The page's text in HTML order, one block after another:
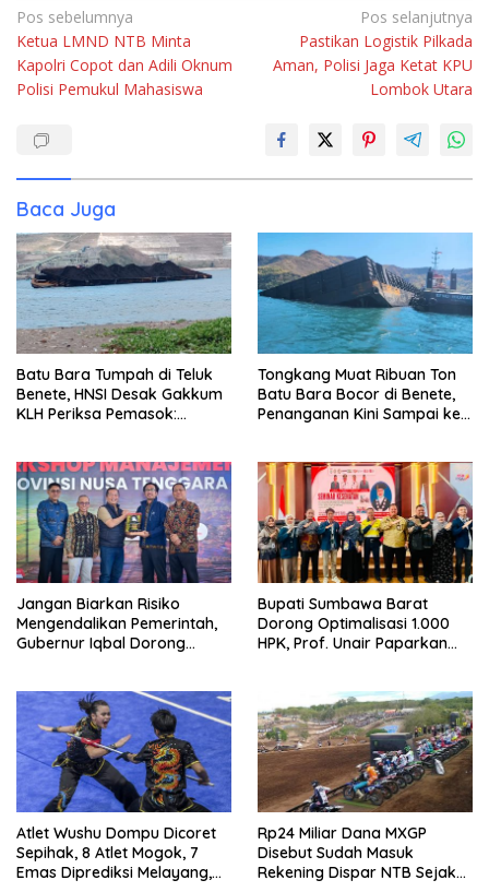
Navigasi
pos
Pos sebelumnya
Ketua LMND NTB Minta
Kapolri Copot dan Adili Oknum
Polisi Pemukul Mahasiswa
Pos selanjutnya
Pastikan Logistik Pilkada
Aman, Polisi Jaga Ketat KPU
Lombok Utara
Baca Juga
Batu Bara Tumpah di Teluk
Benete, HNSI Desak Gakkum
KLH Periksa Pemasok:
Tongkang Muat Ribuan Ton
Batu Bara Bocor di Benete,
Penanganan Kini Sampai ke
Jangan Biarkan Risiko
Mengendalikan Pemerintah,
Gubernur Iqbal Dorong
Bupati Sumbawa Barat
Dorong Optimalisasi 1.000
HPK, Prof. Unair Paparkan
Atlet Wushu Dompu Dicoret
Sepihak, 8 Atlet Mogok, 7
Emas Diprediksi Melayang,
Rp24 Miliar Dana MXGP
Disebut Sudah Masuk
Rekening Dispar NTB Sejak